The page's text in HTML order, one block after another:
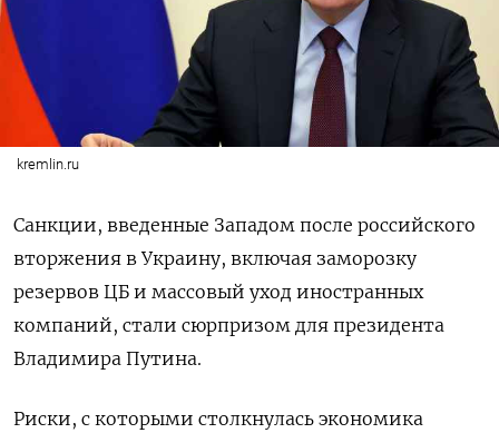
kremlin.ru
Санкции, введенные Западом после российского
вторжения в Украину, включая заморозку
резервов ЦБ и массовый уход иностранных
компаний, стали сюрпризом для президента
Владимира Путина.
Риски, с которыми столкнулась экономика